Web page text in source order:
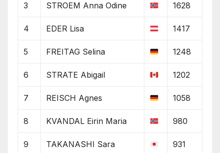
3 STROEM Anna Odine 1628
4 EDER Lisa 1417
5 FREITAG Selina 1248
6 STRATE Abigail 1202
7 REISCH Agnes 1058
8 KVANDAL Eirin Maria 980
9 TAKANASHI Sara 931